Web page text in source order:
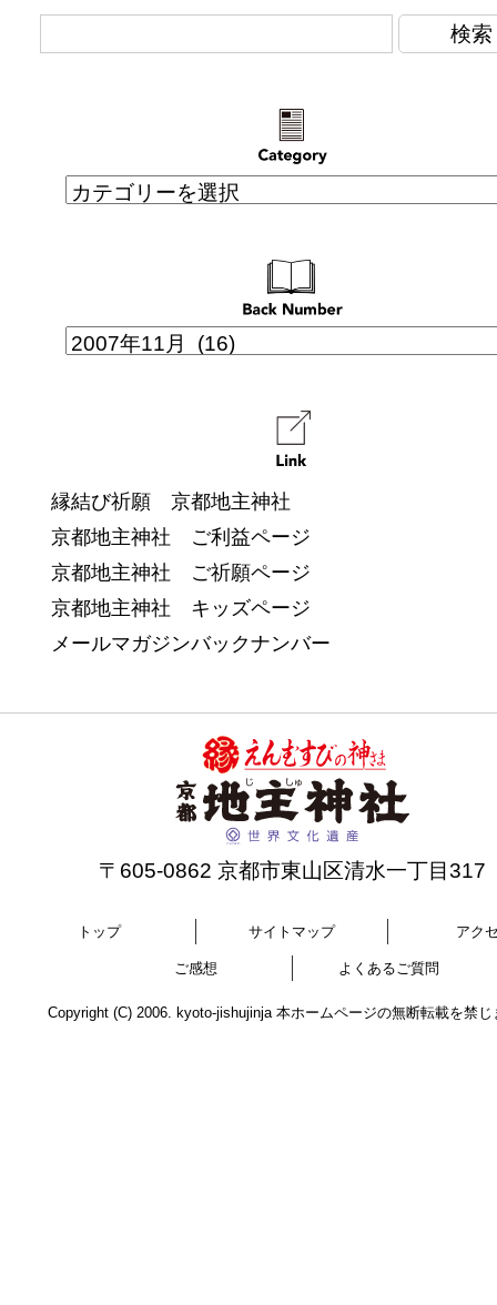
縁結び祈願 京都地主神社
京都地主神社 ご利益ページ
京都地主神社 ご祈願ページ
京都地主神社 キッズページ
メールマガジンバックナンバー
〒605-0862 京都市東山区清水一丁目317
トップ サイトマップ アク
ご感想 よくあるご質問
Copyright (C) 2006. kyoto-jishujinja 本ホームページの無断転載を禁じ